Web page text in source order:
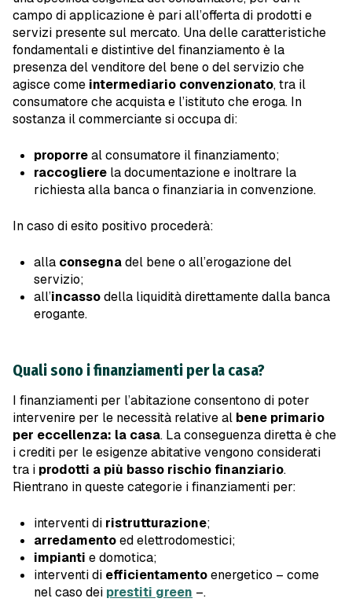
campo di applicazione è pari all’offerta di prodotti e
servizi presente sul mercato. Una delle caratteristiche
fondamentali e distintive del finanziamento è la
presenza del venditore del bene o del servizio che
agisce come intermediario convenzionato, tra il
consumatore che acquista e l’istituto che eroga. In
sostanza il commerciante si occupa di:
proporreal consumatore il finanziamento;
raccogliere la documentazione e inoltrare la
richiesta alla banca o finanziaria in convenzione.
In caso di esito positivo procederà:
alla consegnadel bene o all’erogazione del
servizio;
all’incassodella liquidità direttamente dalla banca
erogante.
Quali sono i finanziamenti per la casa?
I finanziamenti per l’abitazione consentono di poter
intervenire per le necessità relative al bene primario
per eccellenza: la casa. La conseguenza diretta è che
i crediti per le esigenze abitative vengono considerati
tra i prodotti a più basso rischio finanziario.
Rientrano in queste categorie i finanziamenti per:
interventi di ristrutturazione;
arredamentoed elettrodomestici;
impianti e domotica;
interventi di efficientamentoenergetico – come
nel caso dei prestiti green –.